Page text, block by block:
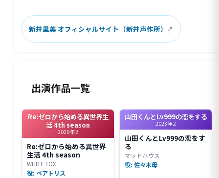
新井里美 オフィシャルサイト（新井声作所）
出演作品一覧
Re:ゼロから始める異世界生
活 4th season
2026年2
Re:ゼロから始める異世界
生活 4th season
WHITE FOX
役: ベアトリス
山田くんとLv999の恋をする
2023年2
山田くんとLv999の恋をす
る
マッドハウス
役: 佐々木母